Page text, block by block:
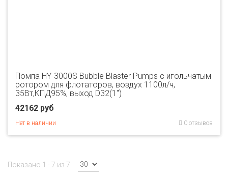
Помпа HY-3000S Bubble Blaster Pumps с игольчатым
ротором для флотаторов, воздух 1100л/ч,
35Вт,КПД95%, выход D32(1")
42162 руб
Нет в наличии 0 отзывов
Показано 1 - 7 из 7